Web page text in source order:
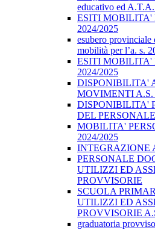
educativo ed
ESITI MOBILITA'
2024/2025
esubero
mobilità per l’a. s.
ESITI MOBILITA'
2024/2025
DISPONIBILITA'
MOVIMENTI A.S.
DISPONIBILITA'
DEL
MOBILITA'
2024/2025
INTEGRAZIONE
PERSONALE
UTILIZZI ED
PROVVISORIE
SCUOLA
UTILIZZI ED
PROVVISORIE
graduatoria